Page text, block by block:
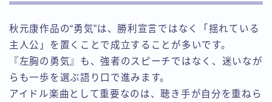
秋元康作品の“勇気”は、勝利宣言ではなく「揺れている
主人公」を置くことで成立することが多いです。
『左胸の勇気』も、強者のスピーチではなく、迷いなが
らも一歩を選ぶ語り口で進みます。
アイドル楽曲として重要なのは、聴き手が自分を重ねら